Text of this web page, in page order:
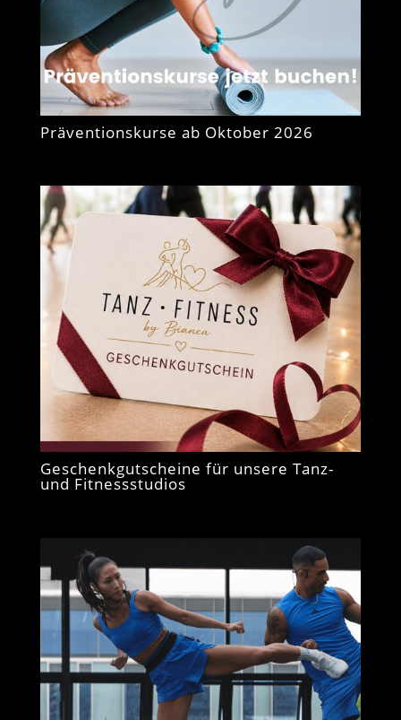
Präventionskurse ab Oktober 2026
Geschenkgutscheine für unsere Tanz-
und Fitnessstudios